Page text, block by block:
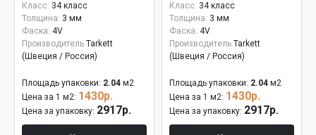
Класс: 34 класс
Толщина: 3 мм
Фаска: 4V
Производитель Tarkett
(Швеция / Россия)
Площадь упаковки: 2.04 м2
Цена за 1 м2: 1430р.
Цена за упаковку: 2917р.
Класс: 34 класс
Толщина: 3 мм
Фаска: 4V
Производитель Tarkett
(Швеция / Россия)
Площадь упаковки: 2.04 м2
Цена за 1 м2: 1430р.
Цена за упаковку: 2917р.